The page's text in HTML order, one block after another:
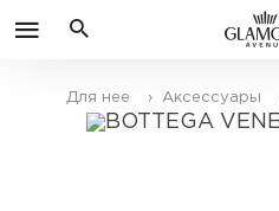
Для нее › Аксессуары